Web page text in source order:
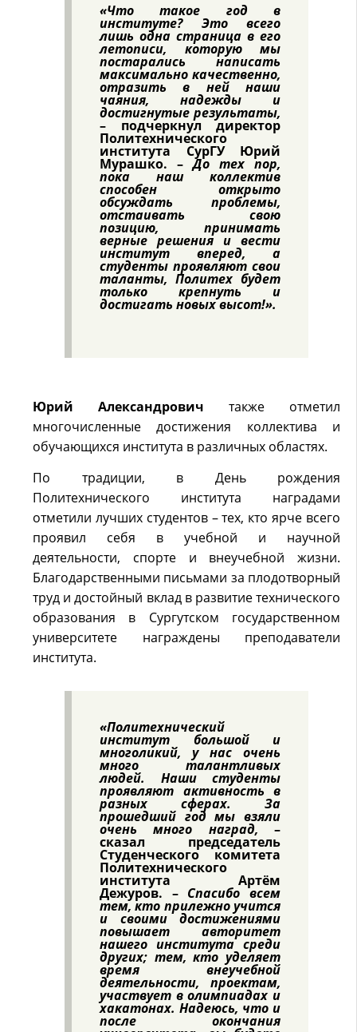
«Что такое год в
институте? Это всего
лишь одна страница в его
летописи, которую мы
постарались написать
максимально качественно,
отразить в ней наши
чаяния, надежды и
достигнутые результаты,
– подчеркнул директор
Политехнического
института СурГУ Юрий
Мурашко. – До тех пор,
пока наш коллектив
способен открыто
обсуждать проблемы,
отстаивать свою
позицию, принимать
верные решения и вести
институт вперед, а
студенты проявляют свои
таланты, Политех будет
только крепнуть и
достигать новых высот!».
Юрий Александрович также отметил
многочисленные достижения коллектива и
обучающихся института в различных областях.
По традиции, в День рождения
Политехнического института наградами
отметили лучших студентов – тех, кто ярче всего
проявил себя в учебной и научной
деятельности, спорте и внеучебной жизни.
Благодарственными письмами за плодотворный
труд и достойный вклад в развитие технического
образования в Сургутском государственном
университете награждены преподаватели
института.
«Политехнический
институт большой и
многоликий, у нас очень
много талантливых
людей. Наши студенты
проявляют активность в
разных сферах. За
прошедший год мы взяли
очень много наград, –
сказал председатель
Студенческого комитета
Политехнического
института Артём
Дежуров. –Спасибо всем
тем, кто прилежно учится
и своими достижениями
повышает авторитет
нашего института среди
других; тем, кто уделяет
время внеучебной
деятельности, проектам,
участвует в олимпиадах и
хакатонах. Надеюсь, что и
после окончания